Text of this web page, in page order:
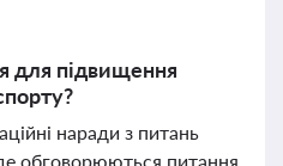
для підвищення
наради з питань
обговорюються питання